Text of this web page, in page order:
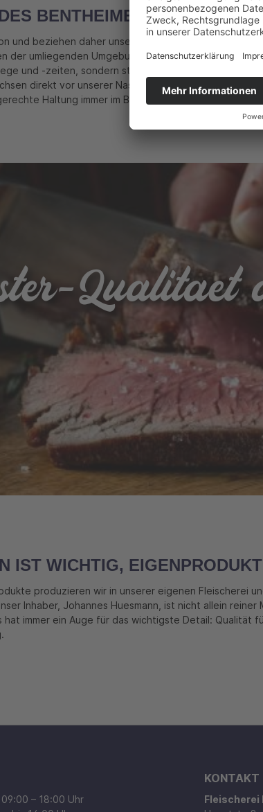
BENTHEIMER BUNTEN
und beziehen daher unsere Waren lediglich bei uns
der umliegenden Umgebung. So sparen wir im
und -zeiten, sondern stärken auch die regionale
direkt vor unserer Nase auf, sodass wir ihre
Haltung immer im Blick behalten und garantieren
Qualitaet
IST WICHTIG,
produzieren wir in unserer eigenen Fleischerei
Inhaber, Johannes Huesmann, ist nicht allein
hat immer ein Auge für das wichtigste Detail: Qualität
– 18:00 Uhr
KONTAKT
Fleischerei